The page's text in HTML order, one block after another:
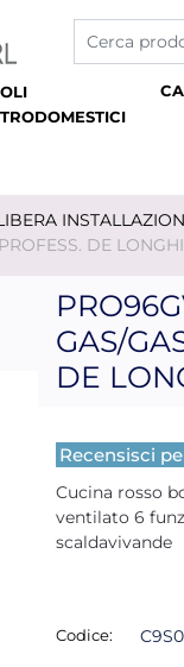
La
DE LONGHI
GAS/
DE
Recensisci
Cucina rosso
ventilato 6
scaldavivande
Codice: